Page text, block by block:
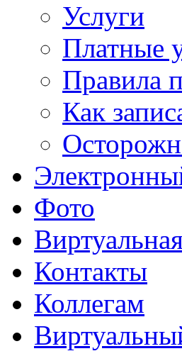
Услуги
Платные
Правила
Как
Фото
Контакты
Коллегам